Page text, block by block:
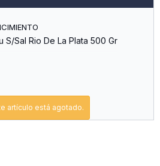
S/Sal Rio De La Plata 500 Gr
artículo está agotado.